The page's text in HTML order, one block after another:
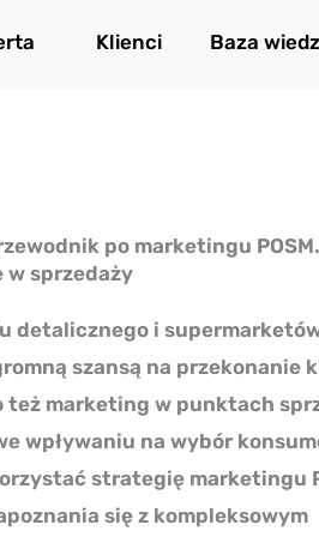
Klienci Baza
po marketingu
w sprzedaży
detalicznego i
szansą na przekonanie
też marketing w punktach
wpływaniu na wybór
strategię marketingu
się z kompleksowym